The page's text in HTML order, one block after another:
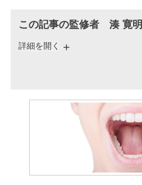
この記事の監修者 湊 寛明
詳細を開く